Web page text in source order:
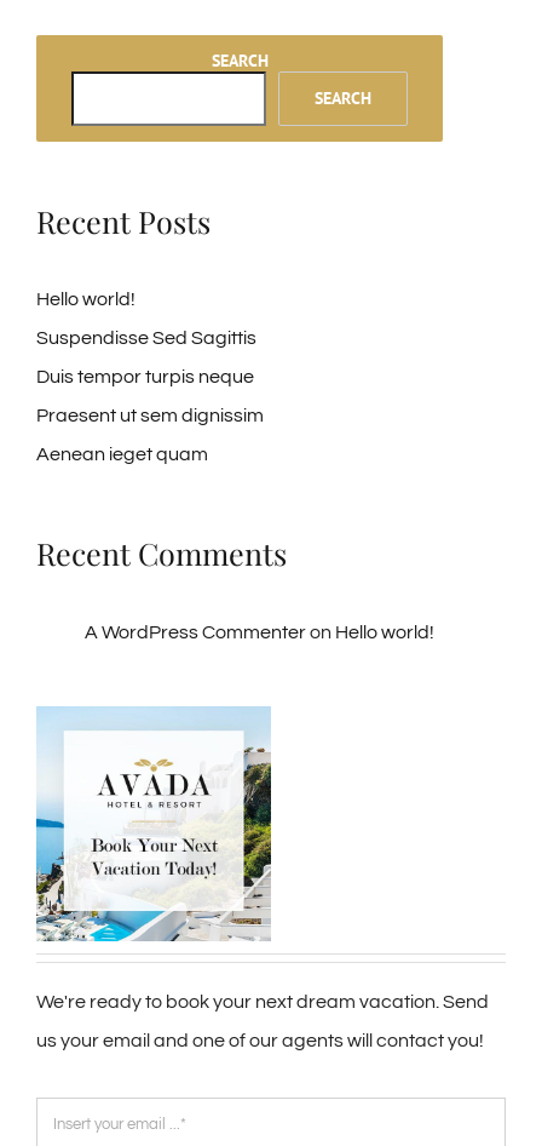
SEARCH
SEARCH
Recent Posts
Hello world!
Suspendisse Sed Sagittis
Duis tempor turpis neque
Praesent ut sem dignissim
Aenean ieget quam
Recent Comments
A WordPress Commenteron Hello world!
We're ready to book your next dream vacation. Send
us your email and one of our agents will contact you!